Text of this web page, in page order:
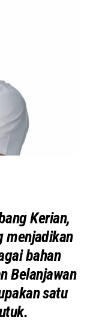
Kerian,
menjadikan
bahan
Belanjawan
satu